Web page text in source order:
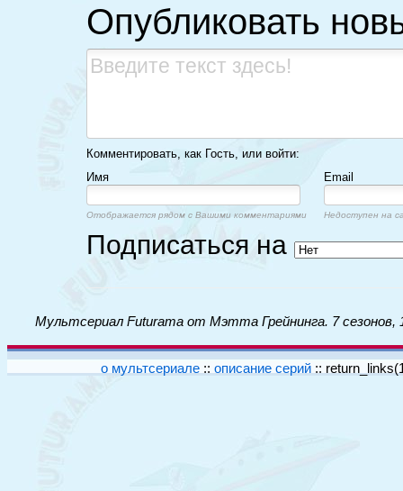
Опубликовать
Комментировать, как Гость, или войти:
Имя
Email
Отображается рядом с Вашими комментариями Недоступен на
Подписаться на
Мультсериал Futurama от Мэтта Грейнинга. 7
о мультсериале :: описание серий ::